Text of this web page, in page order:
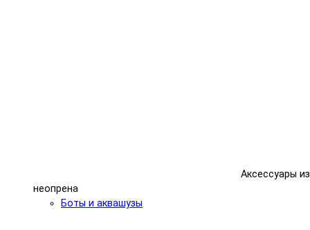
Аксессуары из
неопрена
Боты и аквашузы